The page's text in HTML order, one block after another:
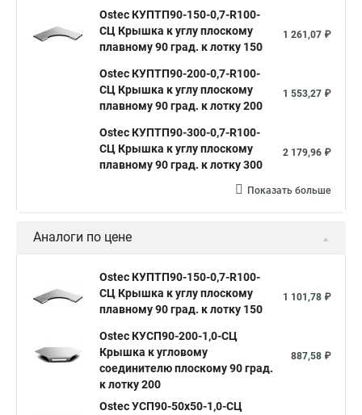
Ostec КУПТП90-150-0,7-R100-
СЦ Крышка к углу плоскому
плавному 90 град. к лотку 150
1 261,07 ₽
Ostec КУПТП90-200-0,7-R100-
СЦ Крышка к углу плоскому
плавному 90 град. к лотку 200
1 553,27 ₽
Ostec КУПТП90-300-0,7-R100-
СЦ Крышка к углу плоскому
плавному 90 град. к лотку 300
2 179,96 ₽
Показать больше
Аналоги по цене
Ostec КУПТП90-150-0,7-R100-
СЦ Крышка к углу плоскому
плавному 90 град. к лотку 150
1 101,78 ₽
Ostec КУСП90-200-1,0-СЦ
Крышка к угловому
соединителю плоскому 90 град.
к лотку 200
887,58 ₽
Ostec УСП90-50х50-1,0-СЦ